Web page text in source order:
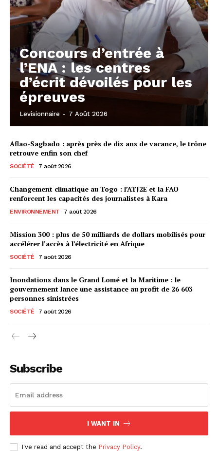
Concours d’entrée à
l’ENA : les centres
d’écrit dévoilés pour les
épreuves
Levisionnaire - 7 Août 2026
Aflao-Sagbado : après près de dix ans de vacance, le trône
retrouve enfin son chef
SOCIÉTÉ 7 août 2026
Changement climatique au Togo : l’ATJ2E et la FAO
renforcent les capacités des journalistes à Kara
ENVIRONNEMENT 7 août 2026
Mission 300 : plus de 50 milliards de dollars mobilisés pour
accélérer l’accès à l’électricité en Afrique
SOCIÉTÉ 7 août 2026
Inondations dans le Grand Lomé et la Maritime : le
gouvernement lance une assistance au profit de 26 603
personnes sinistrées
SOCIÉTÉ 7 août 2026
Subscribe
I WANT IN
I've read and accept the Privacy Policy.